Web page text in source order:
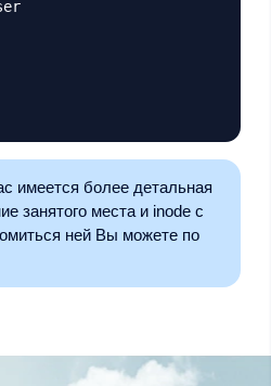
имеется более детальная
занятого места и inode с
ней Вы можете по